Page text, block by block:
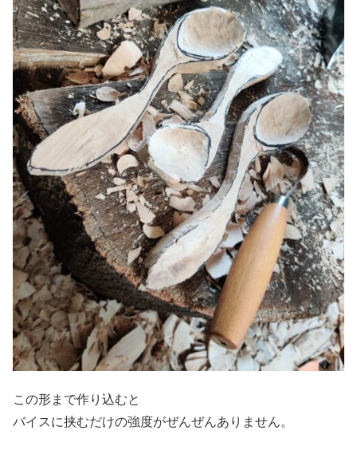
この形まで作り込むと
バイスに挟むだけの強度がぜんぜんありません。